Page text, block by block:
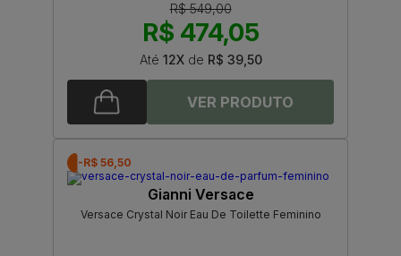
R$ 549,00
R$ 474,05
Até 12Xde R$ 39,50
-R$ 56,50
Gianni Versace
Versace Crystal Noir Eau De Toilette Feminino